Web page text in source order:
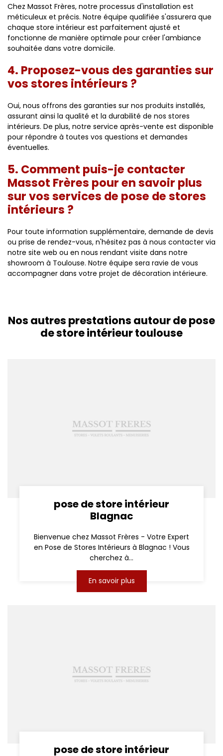
Chez Massot Frères, notre processus d'installation est
méticuleux et précis. Notre équipe qualifiée s'assurera que
chaque store intérieur est parfaitement ajusté et
fonctionne de manière optimale pour créer l'ambiance
souhaitée dans votre domicile.
4. Proposez-vous des garanties sur
vos stores intérieurs ?
Oui, nous offrons des garanties sur nos produits installés,
assurant ainsi la qualité et la durabilité de nos stores
intérieurs. De plus, notre service après-vente est disponible
pour répondre à toutes vos questions et demandes
éventuelles.
5. Comment puis-je contacter
Massot Frères pour en savoir plus
sur vos services de pose de stores
intérieurs ?
Pour toute information supplémentaire, demande de devis
ou prise de rendez-vous, n'hésitez pas à nous contacter via
notre site web ou en nous rendant visite dans notre
showroom à Toulouse. Notre équipe sera ravie de vous
accompagner dans votre projet de décoration intérieure.
Nos autres prestations autour de pose
de store intérieur toulouse
pose de store intérieur
Blagnac
Bienvenue chez Massot Frères - Votre Expert
en Pose de Stores Intérieurs à Blagnac ! Vous
cherchez à...
En savoir plus
pose de store intérieur